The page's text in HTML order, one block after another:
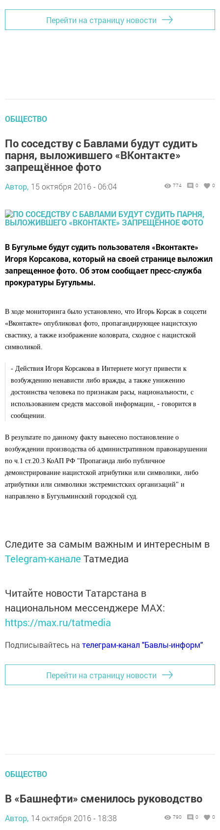
Перейти на страницу новости
ОБЩЕСТВО
По соседству с Бавлами будут судить
парня, выложившего «ВКонтакте»
запрещённое фото
Автор, 15 октября 2016 - 06:04 774 0 0
В Бугульме будут судить пользователя «Вконтакте»
Игоря Корсакова, который на своей странице выложил
запрещенное фото. Об этом сообщает пресс-служба
прокуратуры Бугульмы.
В ходе мониторинга было установлено, что Игорь Корсак в соцсети
«Вконтакте» опубликовал фото, пропагандирующее нацистскую
свастику, а также изображение коловрата, сходное с нацистской
символикой.
- Действия Игоря Корсакова в Интернете могут привести к
возбуждению ненависти либо вражды, а также унижению
достоинства человека по признакам расы, национальности, с
использованием средств массовой информации, - говорится в
сообщении.
В результате по данному факту вынесено постановление о
возбуждении производства об административном правонарушении
по ч.1 ст.20.3 КоАП РФ "Пропаганда либо публичное
демонстрирование нацистской атрибутики или символики, либо
атрибутики или символики экстремистских организаций" и
направлено в Бугульминский городской суд.
Следите за самым важным и интересным в
Telegram-канале Татмедиа
Читайте новости Татарстана в
национальном мессенджере MАХ:
https://max.ru/tatmedia
Подписывайтесь на телеграм-канал "Бавлы-информ"
Перейти на страницу новости
ОБЩЕСТВО
В «Башнефти» сменилось руководство
Автор, 14 октября 2016 - 18:38 790 0 0